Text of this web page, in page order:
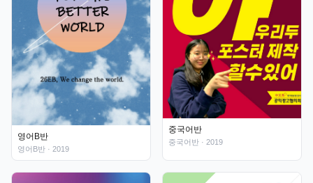
영어B반
영어B반 · 2019
중국어반
중국어반 · 2019